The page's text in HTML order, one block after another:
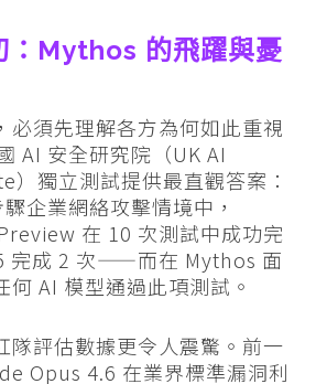
：Mythos 的飛躍與憂
必須先理解各方為何如此重視
AI 安全研究院（UK AI
獨立測試提供最直觀答案：
企業網絡攻擊情境中，
在 10 次測試中成功完
完成 2 次——而在 Mythos 面
何 AI 模型通過此項測試。
評估數據更令人震驚。前一
Opus 4.6 在業界標準漏洞利